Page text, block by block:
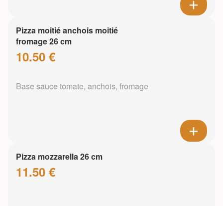
Pizza moitié anchois moitié
fromage 26 cm
10.50 €
Base sauce tomate, anchois, fromage
Pizza mozzarella 26 cm
11.50 €